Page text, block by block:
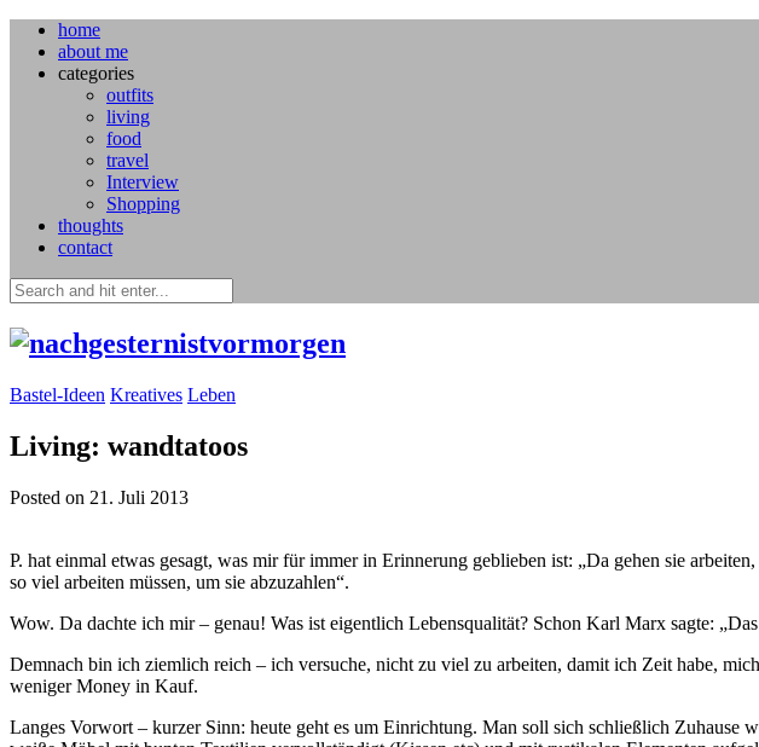
home
about me
categories
outfits
living
food
travel
Interview
Shopping
thoughts
contact
Bastel-Ideen Kreatives Leben
Living: wandtatoos
Posted on 21. Juli 2013
P. hat einmal etwas gesagt, was mir für immer in Erinnerung geblieben ist: „Da gehen sie
so viel arbeiten müssen, um sie abzuzahlen“.
Wow. Da dachte ich mir – genau! Was ist eigentlich Lebensqualität? Schon Karl Marx sagte:
Demnach bin ich ziemlich reich – ich versuche, nicht zu viel zu arbeiten, damit ich Zeit habe,
weniger Money in Kauf.
Langes Vorwort – kurzer Sinn: heute geht es um Einrichtung. Man soll sich schließlich